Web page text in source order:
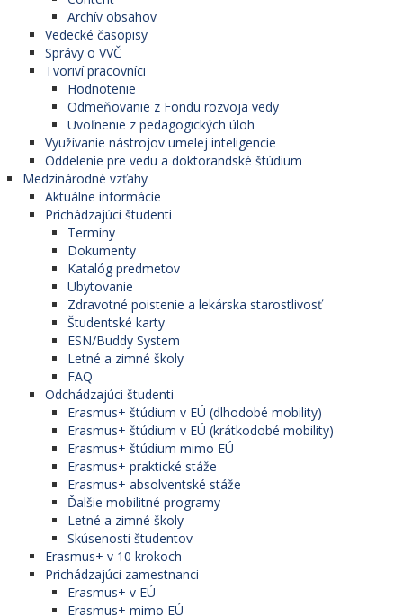
Archív obsahov
Vedecké časopisy
Správy o VVČ
Tvoriví pracovníci
Hodnotenie
Odmeňovanie z Fondu rozvoja vedy
Uvoľnenie z pedagogických úloh
Využívanie nástrojov umelej inteligencie
Oddelenie pre vedu a doktorandské štúdium
Medzinárodné vzťahy
Aktuálne informácie
Prichádzajúci študenti
Termíny
Dokumenty
Katalóg predmetov
Ubytovanie
Zdravotné poistenie a lekárska starostlivosť
Študentské karty
ESN/Buddy System
Letné a zimné školy
FAQ
Odchádzajúci študenti
Erasmus+ štúdium v EÚ (dlhodobé mobility)
Erasmus+ štúdium v EÚ (krátkodobé mobility)
Erasmus+ štúdium mimo EÚ
Erasmus+ praktické stáže
Erasmus+ absolventské stáže
Ďalšie mobilitné programy
Letné a zimné školy
Skúsenosti študentov
Erasmus+ v 10 krokoch
Prichádzajúci zamestnanci
Erasmus+ v EÚ
Erasmus+ mimo EÚ